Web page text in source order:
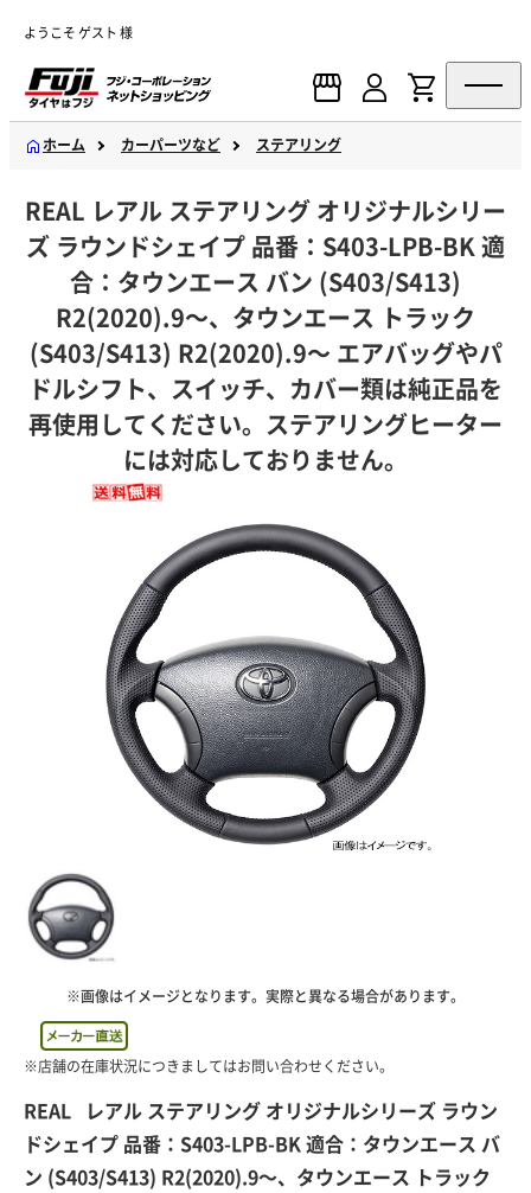
ようこそ ゲスト 様
ホーム カーパーツなど ステアリング
REAL レアル ステアリング オリジナルシリー
ズ ラウンドシェイプ 品番：S403-LPB-BK 適
合：タウンエース バン (S403/S413)
R2(2020).9～、タウンエース トラック
(S403/S413) R2(2020).9～ エアバッグやパ
ドルシフト、スイッチ、カバー類は純正品を
再使用してください。ステアリングヒーター
には対応しておりません。
※画像はイメージとなります。実際と異なる場合があります。
REAL レアル ステアリング オリジナルシリーズ ラウン
ドシェイプ 品番：S403-LPB-BK 適合：タウンエース バ
ン (S403/S413) R2(2020).9～、タウンエース トラック